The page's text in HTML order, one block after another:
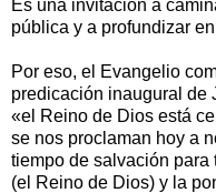
Es una invitación a
pública y a profundizar
Por eso, el Evangelio
predicación inaugural de
«el Reino de Dios está
se nos proclaman hoy a
tiempo de salvación
(el Reino de Dios) y la